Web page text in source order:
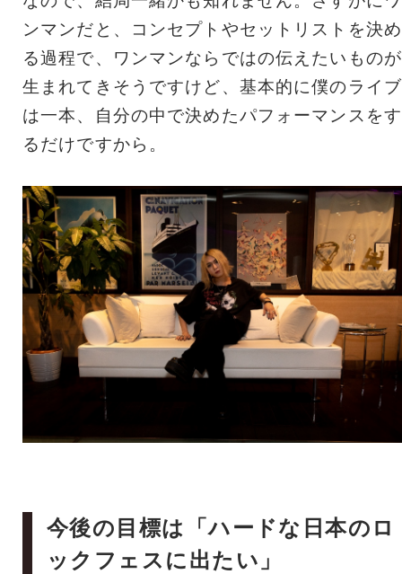
ンマンだと、コンセプトやセットリストを決め
る過程で、ワンマンならではの伝えたいものが
生まれてきそうですけど、基本的に僕のライブ
は一本、自分の中で決めたパフォーマンスをす
るだけですから。
今後の目標は「ハードな日本のロ
ックフェスに出たい」